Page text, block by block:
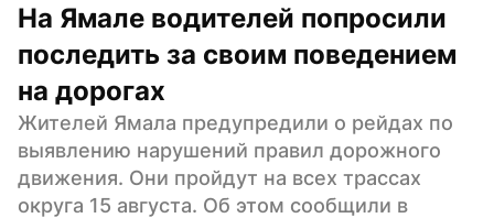
На Ямале водителей попросили
последить за своим поведением
на дорогах
Жителей Ямала предупредили о рейдах по
выявлению нарушений правил дорожного
движения. Они пройдут на всех трассах
округа 15 августа. Об этом сообщили в